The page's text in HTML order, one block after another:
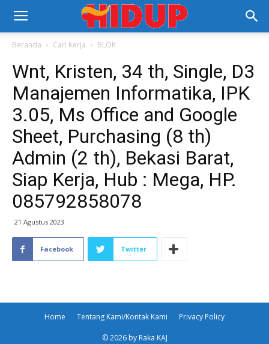
Beranda Cari Kerja BLOK
Wnt, Kristen, 34 th, Single, D3
Manajemen Informatika, IPK
3.05, Ms Office and Google
Sheet, Purchasing (8 th)
Admin (2 th), Bekasi Barat,
Siap Kerja, Hub : Mega, HP.
085792858078
21 Agustus 2023
Facebook Twitter
Home Tentang Kami/Kontak Kami Privacy Policy
© 2026 by Raka KAJ